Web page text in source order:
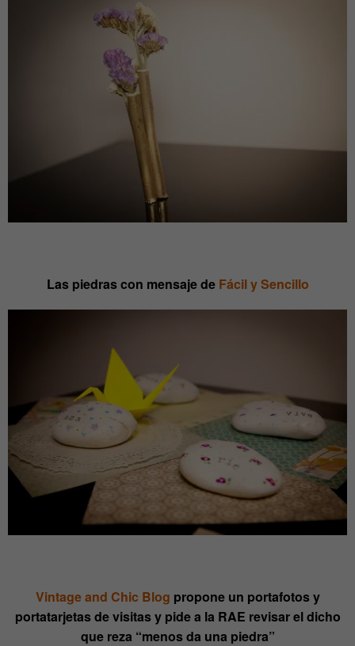
Las piedras con mensaje de Fácil y Sencillo
Vintage and Chic Blog propone un portafotos y
portatarjetas de visitas y pide a la RAE revisar el dicho
que reza “menos da una piedra”